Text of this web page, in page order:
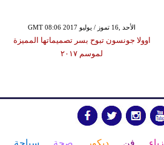
GMT 08:06 2017 الأحد ,16 تموز / يوليو
اوولا جونسون تبوح بسر تصميماتها المميزة
لموسم ٢٠١٧
أزياء فن ديكور صحة سياحة